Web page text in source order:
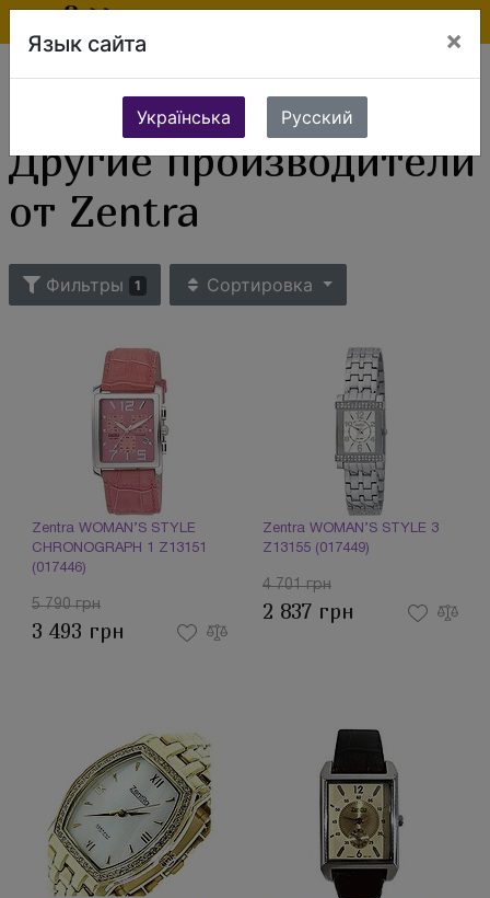
Ювелирные изделия Часы
Женские часы
Другие производители от Zentra
Другие производители
от Zentra
Фильтры 1 Сортировка
Zentra WOMAN’S STYLE
CHRONOGRAPH 1 Z13151
(017446)
5 790 грн
3 493 грн
Zentra WOMAN’S STYLE 3
Z13155 (017449)
4 701 грн
2 837 грн
Язык сайта ×
Українська Русский